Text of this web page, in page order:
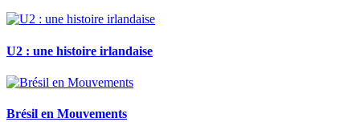
U2 : une histoire irlandaise
Brésil en Mouvements